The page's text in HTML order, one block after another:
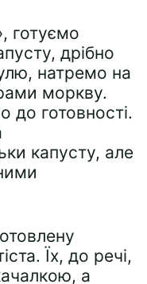
готуємо
дрібно
натремо на
моркву.
до готовності.
капусту, але
Їх, до речі,
а